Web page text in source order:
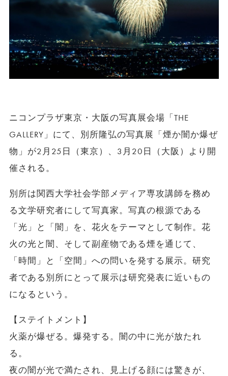
ニコンプラザ東京・大阪の写真展会場「THE
GALLERY」にて、別所隆弘の写真展「煙か闇か爆ぜ
物」が2月25日（東京）、3月20日（大阪）より開
催される。
別所は関西大学社会学部メディア専攻講師を務め
る文学研究者にして写真家。写真の根源である
「光」と「闇」を、花火をテーマとして制作。花
火の光と闇、そして副産物である煙を通じて、
「時間」と「空間」への問いを発する展示。研究
者である別所にとって展示は研究発表に近いもの
になるという。
【ステイトメント】
火薬が爆ぜる。爆発する。闇の中に光が放たれ
る。
夜の闇が光で満たされ、見上げる顔には驚きが、